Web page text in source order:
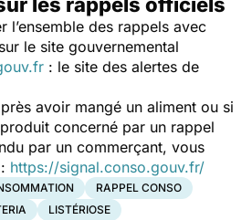
l’ensemble des rappels avec
le site gouvernemental
: le site des alertes de
avoir mangé un aliment ou si
concerné par un rappel
par un commerçant, vous
https://signal.conso.gouv.fr/
RAPPEL CONSO
LISTÉRIOSE